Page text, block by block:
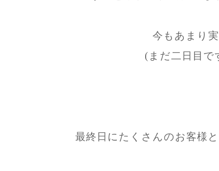
今もあまり
(まだ二日目で
最終日にたくさんのお客様